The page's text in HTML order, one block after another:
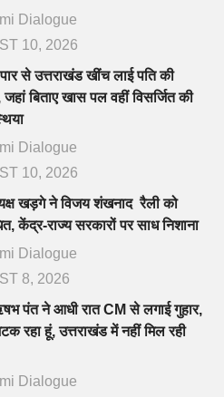
Dialogue
10, 2026
से उत्तराखंड खींच लाई पति की
जहां बिताए खास पल वहीं विसर्जित की
Dialogue
10, 2026
खड़गे ने विजय शंखनाद रैली को
केंद्र-राज्य सरकारों पर साध निशाना
Dialogue
8, 2026
पंत ने आधी रात CM से लगाई गुहार,
रहा हूं, उत्तराखंड में नहीं मिल रही
Dialogue